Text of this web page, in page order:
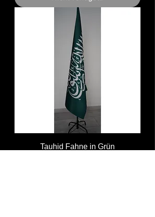
Tauhid Fahne in Grün